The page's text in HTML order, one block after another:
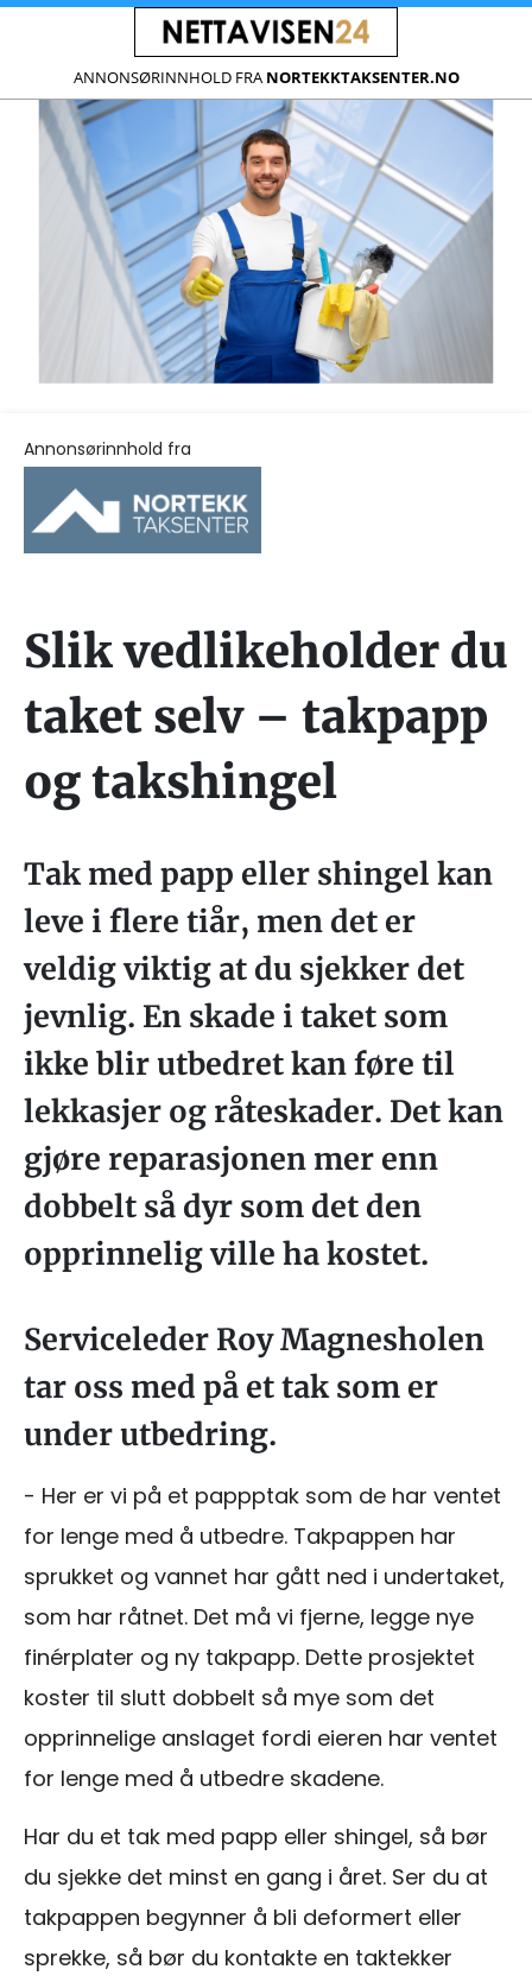
ANNONSØRINNHOLD FRA NORTEKKTAKSENTER.NO
Annonsørinnhold fra
Slik vedlikeholder du
taket selv – takpapp
og takshingel
Tak med papp eller shingel kan
leve i flere tiår, men det er
veldig viktig at du sjekker det
jevnlig. En skade i taket som
ikke blir utbedret kan føre til
lekkasjer og råteskader. Det kan
gjøre reparasjonen mer enn
dobbelt så dyr som det den
opprinnelig ville ha kostet.
Serviceleder Roy Magnesholen
tar oss med på et tak som er
under utbedring.
- Her er vi på et pappptak som de har ventet
for lenge med å utbedre. Takpappen har
sprukket og vannet har gått ned i undertaket,
som har råtnet. Det må vi fjerne, legge nye
finérplater og ny takpapp. Dette prosjektet
koster til slutt dobbelt så mye som det
opprinnelige anslaget fordi eieren har ventet
for lenge med å utbedre skadene.
Har du et tak med papp eller shingel, så bør
du sjekke det minst en gang i året. Ser du at
takpappen begynner å bli deformert eller
sprekke, så bør du kontakte en taktekker